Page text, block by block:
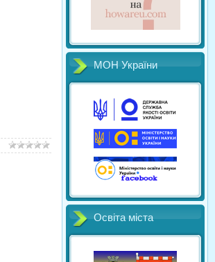
МОН України
Освіта міста